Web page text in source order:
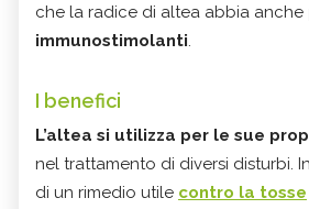
che la radice di altea abbia anche
immunostimolanti.
I benefici
L’altea si utilizza per le sue
nel trattamento di diversi disturbi.
di un rimedio utile contro la tosse